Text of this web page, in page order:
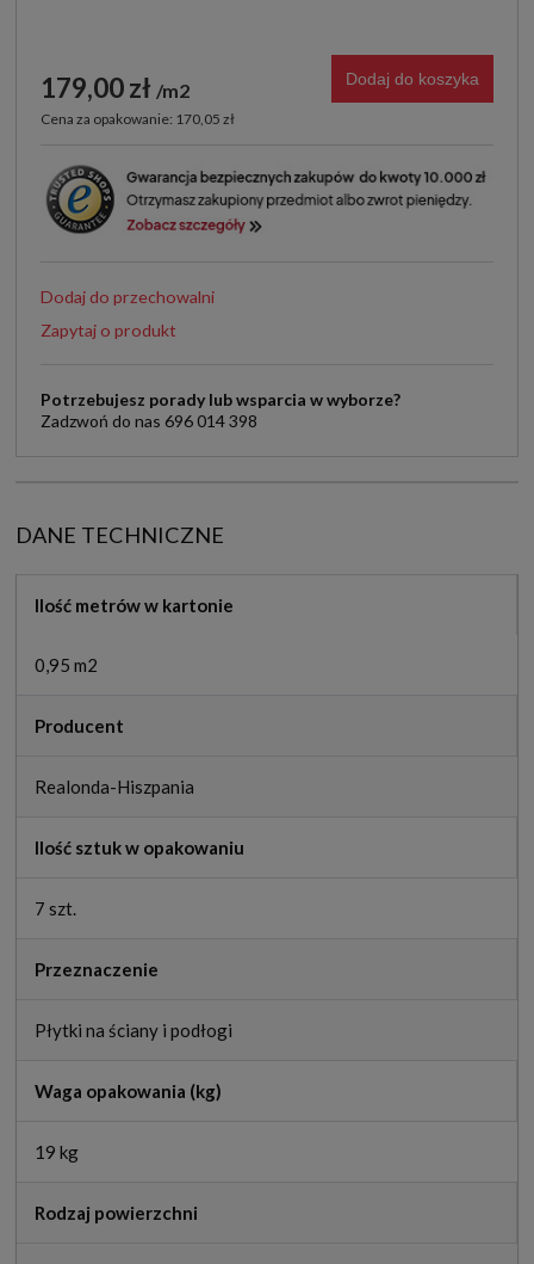
179,00 zł m2
Cena za opakowanie: 170,05 zł
Dodaj do koszyka
Dodaj do przechowalni
Zapytaj o produkt
Potrzebujesz porady lub wsparcia w wyborze?
Zadzwoń do nas 696 014 398
DANE TECHNICZNE
Ilość metrów w kartonie
0,95 m2
Producent
Realonda-Hiszpania
Ilość sztuk w opakowaniu
7 szt.
Przeznaczenie
Płytki na ściany i podłogi
Waga opakowania (kg)
19 kg
Rodzaj powierzchni